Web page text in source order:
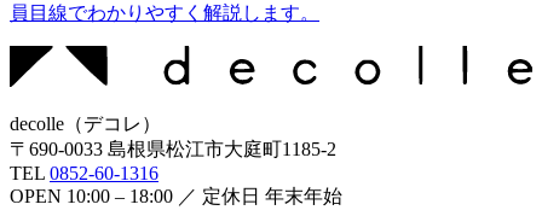
員目線でわかりやすく解説します。
decolle （デコレ ）
〒 690-0033 島根県松江市大庭町1185-2
TEL 0852-60-1316
OPEN 10:00 – 18:00 ／ 定休日 年末年始